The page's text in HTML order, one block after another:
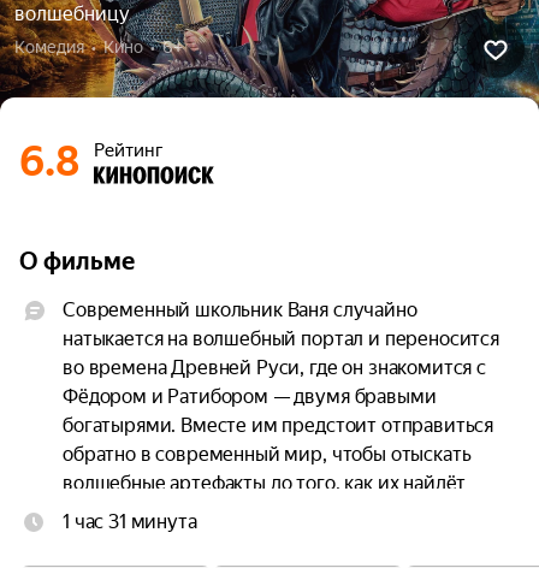
волшебницу
Комедия  •  Кино  •  6+
6.8 Рейтинг
О фильме
Современный школьник Ваня случайно
натыкается на волшебный портал и переносится
во времена Древней Руси, где он знакомится с
Фёдором и Ратибором — двумя бравыми
богатырями. Вместе им предстоит отправиться
обратно в современный мир, чтобы отыскать
волшебные артефакты до того, как их найдёт
злая волшебница Гордея — с их помощью она
1 час 31 минута